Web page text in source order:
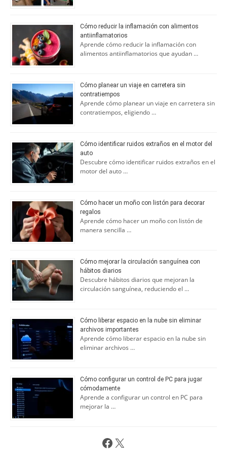
Cómo reducir la inflamación con alimentos
antiinflamatorios
Aprende cómo reducir la inflamación con
alimentos antiinflamatorios que ayudan …
Cómo planear un viaje en carretera sin
contratiempos
Aprende cómo planear un viaje en carretera sin
contratiempos, eligiendo …
Cómo identificar ruidos extraños en el motor del
auto
Descubre cómo identificar ruidos extraños en el
motor del auto …
Cómo hacer un moño con listón para decorar
regalos
Aprende cómo hacer un moño con listón de
manera sencilla …
Cómo mejorar la circulación sanguínea con
hábitos diarios
Descubre hábitos diarios que mejoran la
circulación sanguínea, reduciendo el …
Cómo liberar espacio en la nube sin eliminar
archivos importantes
Aprende cómo liberar espacio en la nube sin
eliminar archivos …
Cómo configurar un control de PC para jugar
cómodamente
Aprende a configurar un control en PC para
mejorar la …
Facebook
X